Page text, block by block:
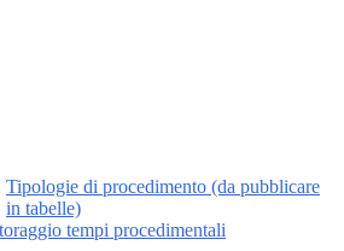
Tipologie di procedimento (da pubblicare
in tabelle)
tempi procedimentali